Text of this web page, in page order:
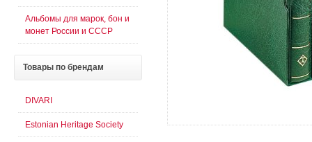
Альбомы для марок, бон и
монет России и СССР
Товары по брендам
DIVARI
Estonian Heritage Society